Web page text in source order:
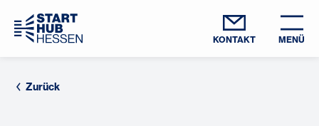
KONTAKT MENÜ
Zurück